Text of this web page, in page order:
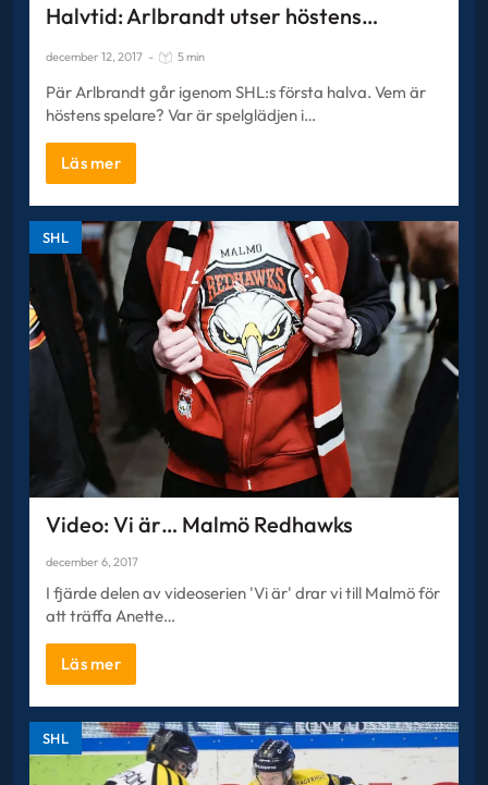
Halvtid: Arlbrandt utser höstens…
december 12, 2017 - 5 min
Pär Arlbrandt går igenom SHL:s första halva. Vem är
höstens spelare? Var är spelglädjen i…
Läs mer
SHL
Video: Vi är… Malmö Redhawks
december 6, 2017
I fjärde delen av videoserien 'Vi är' drar vi till Malmö för
att träffa Anette…
Läs mer
SHL